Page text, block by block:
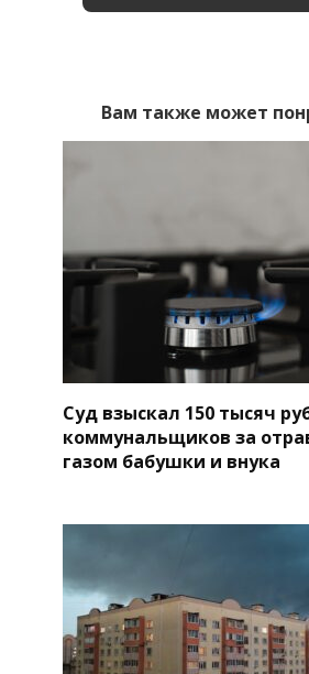
Вам также может
Суд взыскал 150 тысяч
коммунальщиков за
газом бабушки и внука